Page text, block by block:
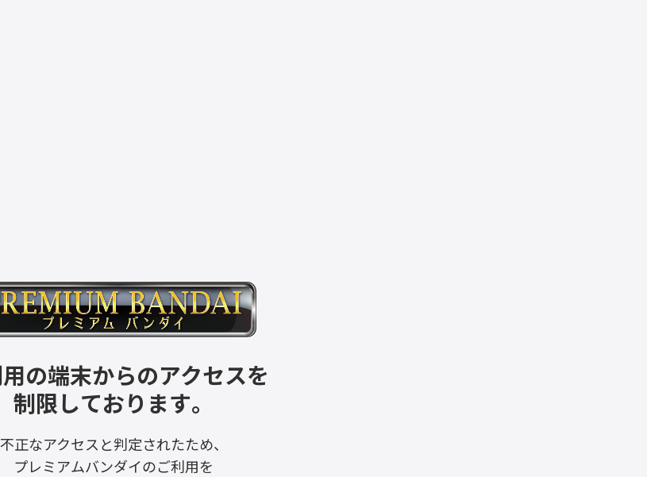
の端末からのアクセスを
制限しております。
不正なアクセスと判定されたため、
プレミアムバンダイのご利用を